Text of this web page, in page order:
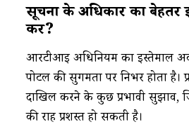
सूचना के अधिकार का
करें?​
आरटीआई अधिनियम का इस्तेमाल
पोर्टल की सुगमता पर निर्भर होता
दाखिल करने के कुछ प्रभावी सुझाव,
की राह प्रशस्त हो सकती है।